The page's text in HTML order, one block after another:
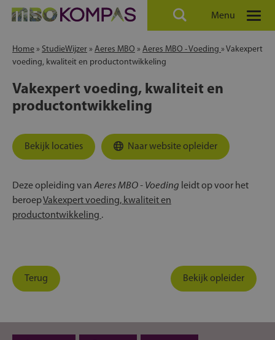
Menu
Home » StudieWijzer » Aeres MBO » Aeres MBO - Voeding »Vakexpert
voeding, kwaliteit en productontwikkeling
Vakexpert voeding, kwaliteit en
productontwikkeling
Bekijk locaties Naar website opleider
Deze opleiding van Aeres MBO - Voeding leidt op voor het
beroepVakexpert voeding, kwaliteit en
productontwikkeling .
Terug Bekijk opleider